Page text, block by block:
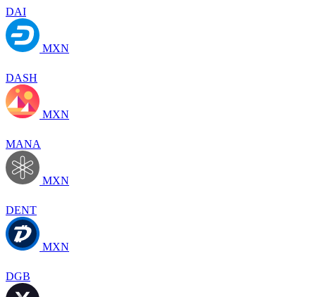
DAI
MXN
DASH
MXN
MANA
MXN
DENT
MXN
DGB